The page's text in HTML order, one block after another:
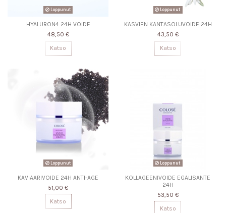
Loppunut
HYALURON4 24H VOIDE
48,50 €
Katso
Loppunut
KASVIEN KANTASOLUVOIDE 24H
43,50 €
Katso
Loppunut
KAVIAARIVOIDE 24H ANTI-AGE
51,00 €
Katso
Loppunut
KOLLAGEENIVOIDE EGALISANTE
24H
53,50 €
Katso